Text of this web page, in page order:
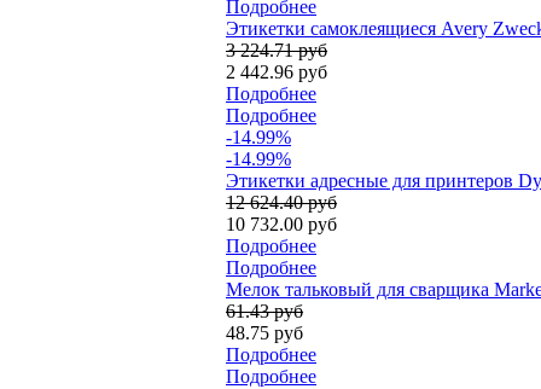
Подробнее
Этикетки самоклеящиеся Avery
3 224.71 руб
2 442.96 руб
Подробнее
Подробнее
-14.99%
-14.99%
Этикетки адресные для принтеров
12 624.40 руб
10 732.00 руб
Подробнее
Подробнее
Мелок тальковый для сварщика
61.43 руб
48.75 руб
Подробнее
Подробнее